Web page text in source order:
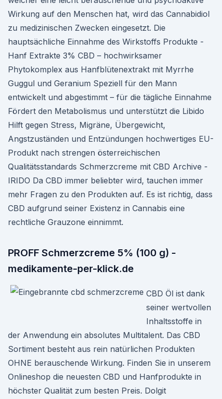
Wirkung auf den Menschen hat, wird das Cannabidiol
zu medizinischen Zwecken eingesetzt. Die
hauptsächliche Einnahme des Wirkstoffs Produkte -
Hanf Extrakte 3% CBD – hochwirksamer
Phytokomplex aus Hanfblütenextrakt mit Myrrhe
Guggul und Geranium Speziell für den Mann
entwickelt und abgestimmt – für die tägliche Einnahme
Fördert den Metabolismus und unterstützt die Libido
Hilft gegen Stress, Migräne, Übergewicht,
Angstzuständen und Entzündungen hochwertiges EU-
Produkt nach strengen österreichischen
Qualitätsstandards Schmerzcreme mit CBD Archive -
IRIDO Da CBD immer beliebter wird, tauchen immer
mehr Fragen zu den Produkten auf. Es ist richtig, dass
CBD aufgrund seiner Existenz in Cannabis eine
rechtliche Grauzone einnimmt.
PROFF Schmerzcreme 5% (100 g) -
medikamente-per-klick.de
CBD Öl ist dank
seiner wertvollen
Inhaltsstoffe in
der Anwendung ein absolutes Multitalent. Das CBD
Sortiment besteht aus rein natürlichen Produkten
OHNE berauschende Wirkung. Finden Sie in unserem
Onlineshop die neuesten CBD und Hanfprodukte in
höchster Qualität zum besten Preis. Dolgit